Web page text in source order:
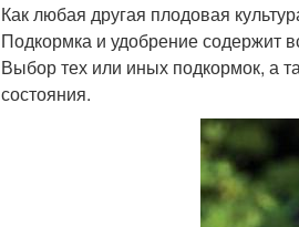
Как любая другая плодовая
Подкормка и удобрение содержит
Выбор тех или иных подкормок, а
состояния.